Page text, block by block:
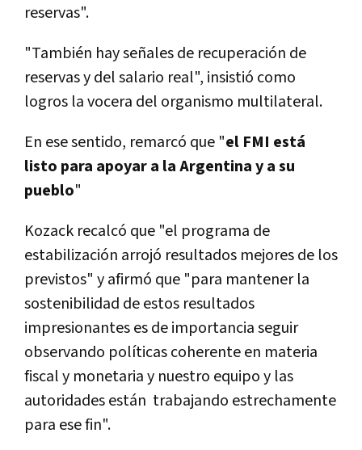
reservas".
"También hay señales de recuperación de
reservas y del salario real", insistió como
logros la vocera del organismo multilateral.
En ese sentido, remarcó que "el FMI está
listo para apoyar a la Argentina y a su
pueblo"
Kozack recalcó que "el programa de
estabilización arrojó resultados mejores de los
previstos" y afirmó que "para mantener la
sostenibilidad de estos resultados
impresionantes es de importancia seguir
observando políticas coherente en materia
fiscal y monetaria y nuestro equipo y las
autoridades están trabajando estrechamente
para ese fin".